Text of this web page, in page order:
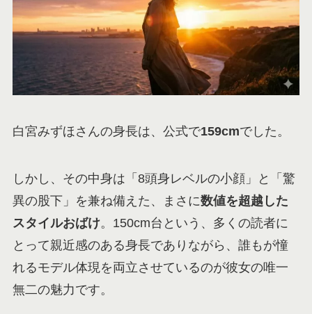
白宮みずほさんの身長は、公式で159cmでした。
しかし、その中身は「8頭身レベルの小顔」と「驚
異の股下」を兼ね備えた、まさに数値を超越した
スタイルおばけ。150cm台という、多くの読者に
とって親近感のある身長でありながら、誰もが憧
れるモデル体現を両立させているのが彼女の唯一
無二の魅力です。